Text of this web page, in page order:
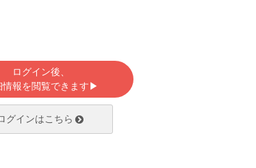
ログイン後、
情報を閲覧できます▶
グインはこちら